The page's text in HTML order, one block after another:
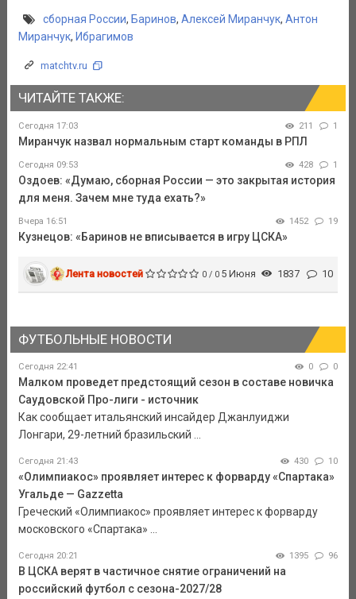
сборная России, Баринов, Алексей Миранчук, Антон
Миранчук, Ибрагимов
matchtv.ru
ЧИТАЙТЕ ТАКЖЕ:
Сегодня 17:03 211 1
Миранчук назвал нормальным старт команды в РПЛ
Сегодня 09:53 428 1
Оздоев: «Думаю, сборная России — это закрытая история
для меня. Зачем мне туда ехать?»
Вчера 16:51 1452 19
Кузнецов: «Баринов не вписывается в игру ЦСКА»
Лента новостей 0 / 0 5 Июня 1837 10
ФУТБОЛЬНЫЕ НОВОСТИ
Сегодня 22:41 0 0
Малком проведет предстоящий сезон в составе новичка
Саудовской Про-лиги - источник
Как сообщает итальянский инсайдер Джанлуиджи
Лонгари, 29-летний бразильский ...
Сегодня 21:43 430 10
«Олимпиакос» проявляет интерес к форварду «Спартака»
Угальде — Gazzetta
Греческий «Олимпиакос» проявляет интерес к форварду
московского «Спартака» ...
Сегодня 20:21 1395 96
В ЦСКА верят в частичное снятие ограничений на
российский футбол с сезона-2027/28